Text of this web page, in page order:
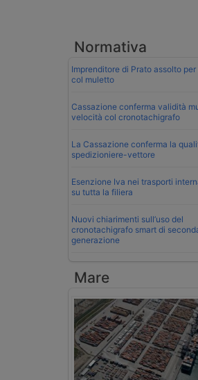
Normativa
Imprenditore di Prato assolto
col muletto
Cassazione conferma validità
velocità col cronotachigrafo
La Cassazione conferma la
spedizioniere-vettore
Esenzione Iva nei trasporti
su tutta la filiera
Nuovi chiarimenti sull’uso del
cronotachigrafo smart di
generazione
Mare